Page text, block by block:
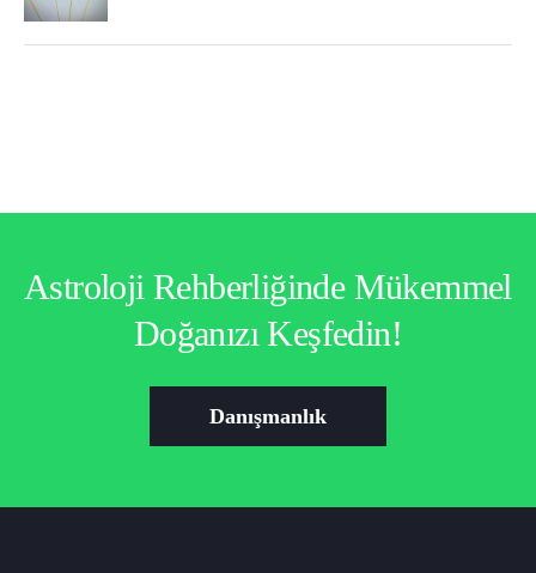
Astroloji Rehberliğinde Mükemmel
Doğanızı Keşfedin!
Danışmanlık